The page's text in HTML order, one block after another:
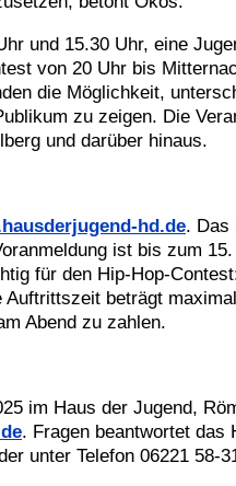
und 15.30 Uhr, eine
von 20 Uhr bis
die Möglichkeit,
zu zeigen. Die
und darüber hinaus.
hd.de. Das
ist bis zum
für den Hip-Hop-
beträgt
Abend zu zahlen.
im Haus der Jugend,
. Fragen beantwortet das
unter Telefon 06221 58-